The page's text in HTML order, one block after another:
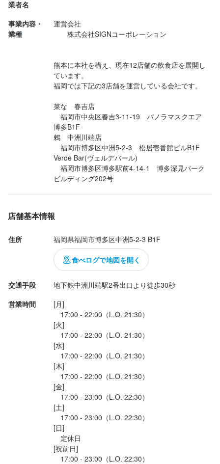
特にゴマ鯖！ゴマペーストが抜群に美味い。関東人には食わせる
べし。
い。心のこりと白レバ、せせりをいただいてニンマリ。
お会計時に鶏スープ出てきてまたニンマリ。いちいち旨い。
会食で好き勝手食べたから単価は高い...
業者名
事業内容・
業種
運営会社
株式会社SIGNコーポレーション
熊本に本社を構え、現在12店舗の飲食店を展開し
ています。
福岡では下記の3店舗を運営している会社です。
菜な　春吉店
福岡市中央区春吉3-11-19　パノラマスクエア
博多B1F
鶫　中洲川端店
福岡市博多区中洲5-2-3　松居壱番館ビルB1F
Verde Bar(ヴェルデバール)
福岡市博多区博多駅前4-14-1　博多深見パーク
ビルディング202号
店舗基本情報
住所 福岡県福岡市博多区中洲5-2-3 B1F
食べログで地図を開く
交通手段
地下鉄中洲川端駅2番出口より徒歩30秒
営業時間
[月]
17:00 - 22:00（L.O. 21:30）
[火]
17:00 - 22:00（L.O. 21:30）
[水]
17:00 - 22:00（L.O. 21:30）
[木]
17:00 - 22:00（L.O. 21:30）
[金]
17:00 - 23:00（L.O. 22:30）
[土]
17:00 - 23:00（L.O. 22:30）
[日]
定休日
[祝前日]
17:00 - 23:00（L.O. 22:30）
福岡県福岡市博多区中洲5-2-3 B1F
連絡先
法人名・事業者名
株式会社 SIGNコーポレーション
最終更新日2026/03/03
法人名・事業者名
092-409-4700
株式会社 SIGNコーポレーション
092-409-4700
株式会社 SIGNコーポレーション